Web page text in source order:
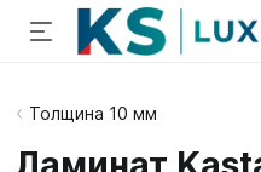
Толщина 10 мм